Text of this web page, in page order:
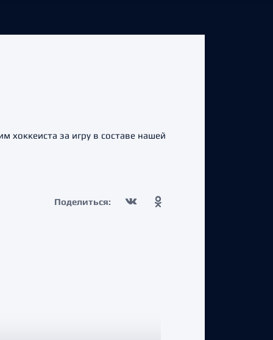
хоккеиста за игру в составе нашей
Поделиться: